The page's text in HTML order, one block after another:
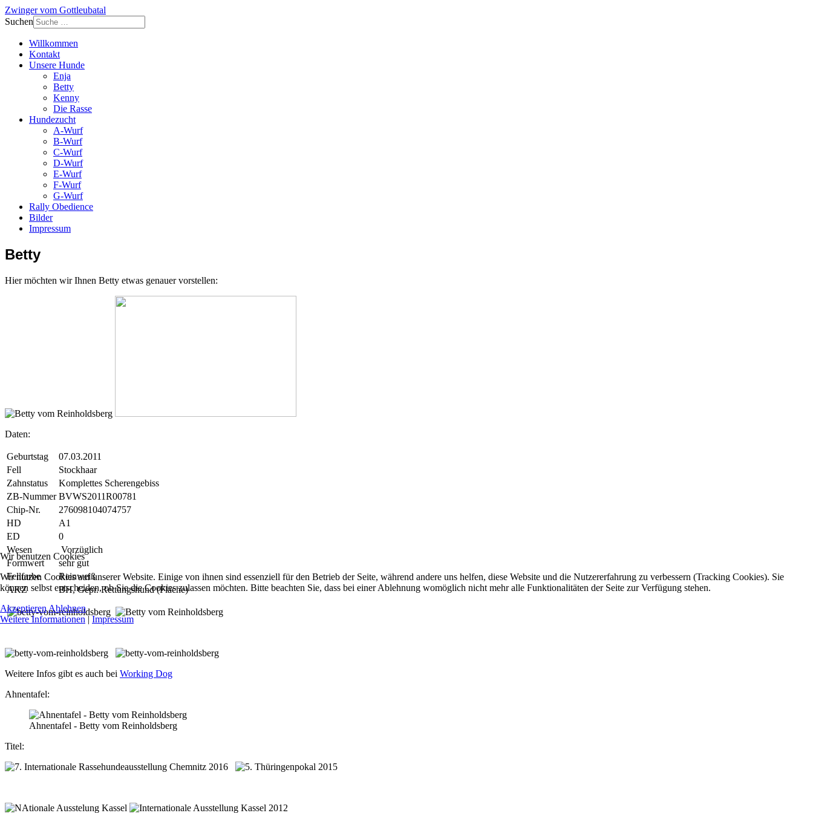
Zwinger vom Gottleubatal
Suchen
Willkommen
Kontakt
Unsere Hunde
Enja
Betty
Kenny
Die Rasse
Hundezucht
A-Wurf
B-Wurf
C-Wurf
D-Wurf
E-Wurf
F-Wurf
G-Wurf
Rally Obedience
Bilder
Impressum
Betty
Hier möchten wir Ihnen Betty etwas genauer vorstellen:
Daten:
Geburtstag
07.03.2011
Fell
Stockhaar
Zahnstatus
Komplettes Scherengebiss
ZB-Nummer BVWS2011R00781
Chip-Nr.
276098104074757
HD
A1
ED
0
Wesen
Vorzüglich
Formwert
sehr gut
Fellfarbe
Reinweiß
AKZ
BH, Gepr. Rettungshund (Fläche)
Weitere Infos gibt es auch bei Working Dog
Ahnentafel:
Ahnentafel - Betty vom Reinholdsberg
Titel:
Wir benutzen Cookies
Wir nutzen Cookies auf unserer Website. Einige von ihnen sind essenziell für den Betrieb der Seite, während andere uns helfen, diese Website und die Nutzererfahrung zu verbessern (Tracking Cookies). Sie
können selbst entscheiden, ob Sie die Cookies zulassen möchten. Bitte beachten Sie, dass bei einer Ablehnung womöglich nicht mehr alle Funktionalitäten der Seite zur Verfügung stehen.
AkzeptierenAblehnen
Weitere Informationen | Impressum